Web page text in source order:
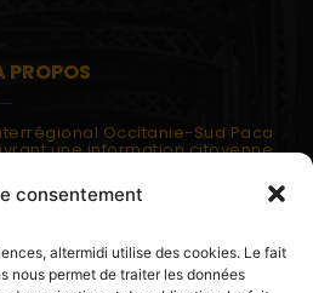
consentement
altermidi utilise des cookies. Le fait
nous permet de traiter les données
PROPOS
Occitanie-Sud Paca
une information citoyenne
suds, la méditerranée,
globales évaluées à
ou d'analyses à l'échelon